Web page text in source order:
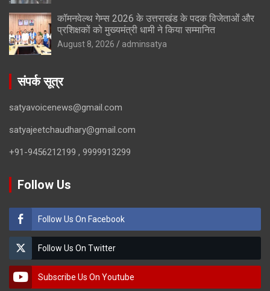
कॉमनवेल्थ गेम्स 2026 के उत्तराखंड के पदक विजेताओं और
प्रशिक्षकों को मुख्यमंत्री धामी ने किया सम्मानित
August 8, 2026 adminsatya
संपर्क सूत्र
satyavoicenews@gmail.com
satyajeetchaudhary@gmail.com
+91-9456212199 , 9999913299
Follow Us
Follow Us On Facebook
Follow Us On Twitter
Subscribe Us On Youtube